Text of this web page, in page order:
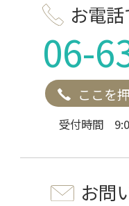
お電
06-
ここを
受付時間
お問